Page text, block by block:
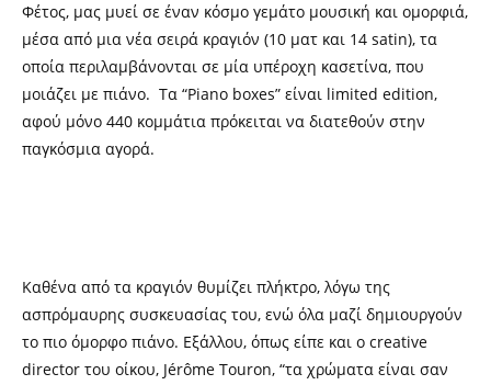
Φέτος, μας μυεί σε έναν κόσμο γεμάτο μουσική και ομορφιά,
μέσα από μια νέα σειρά κραγιόν (10 ματ και 14 satin), τα
οποία περιλαμβάνονται σε μία υπέροχη κασετίνα, που
μοιάζει με πιάνο. Τα “Piano boxes” είναι limited edition,
αφού μόνο 440 κομμάτια πρόκειται να διατεθούν στην
παγκόσμια αγορά.
Καθένα από τα κραγιόν θυμίζει πλήκτρο, λόγω της
ασπρόμαυρης συσκευασίας του, ενώ όλα μαζί δημιουργούν
το πιο όμορφο πιάνο. Εξάλλου, όπως είπε και ο creative
director του οίκου, Jérôme Touron, “τα χρώματα είναι σαν